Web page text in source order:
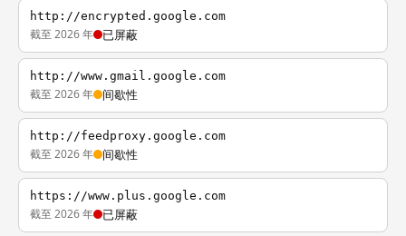
http://encrypted.google.com
截至 2026 年 已屏蔽
http://www.gmail.google.com
截至 2026 年 间歇性
http://feedproxy.google.com
截至 2026 年 间歇性
https://www.plus.google.com
截至 2026 年 已屏蔽